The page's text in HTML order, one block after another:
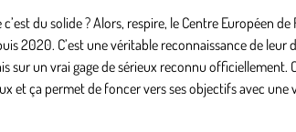
du solide ? Alors, respire, le Centre Européen
2020. C’est une véritable reconnaissance de
sur un vrai gage de sérieux reconnu officiellement.
et ça permet de foncer vers ses objectifs avec une